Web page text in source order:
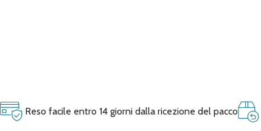
Reso facile entro 14 giorni dalla ricezione del pacco